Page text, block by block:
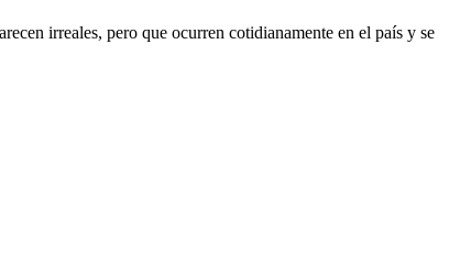
irreales, pero que ocurren cotidianamente en el país y se